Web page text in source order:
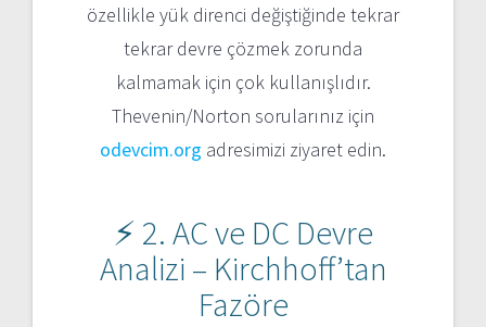
özellikle yük direnci değiştiğinde tekrar
tekrar devre çözmek zorunda
kalmamak için çok kullanışlıdır.
Thevenin/Norton sorularınız için
odevcim.org adresimizi ziyaret edin.
⚡ 2. AC ve DC Devre
Analizi – Kirchhoff’tan
Fazöre